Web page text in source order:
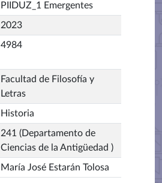
PIIDUZ_1 Emergentes
2023
4984
Facultad de Filosofía y
Letras
Historia
241 (Departamento de
Ciencias de la Antigüedad )
María José Estarán Tolosa